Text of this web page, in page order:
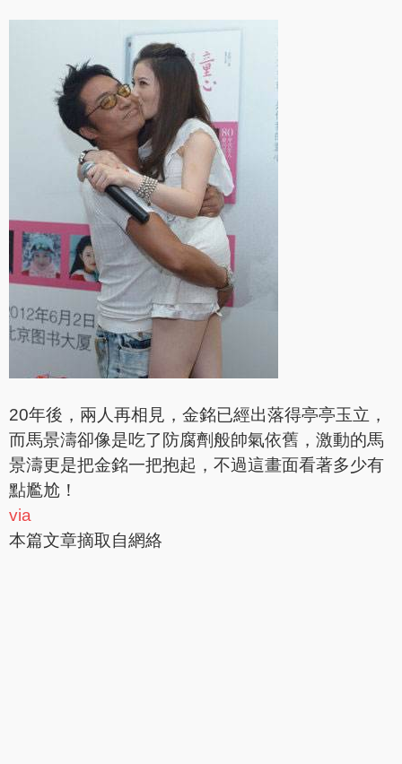
20年後，兩人再相見，金銘已經出落得亭亭玉立，
而馬景濤卻像是吃了防腐劑般帥氣依舊，激動的馬
景濤更是把金銘一把抱起，不過這畫面看著多少有
點尷尬！
via
本篇文章摘取自網絡